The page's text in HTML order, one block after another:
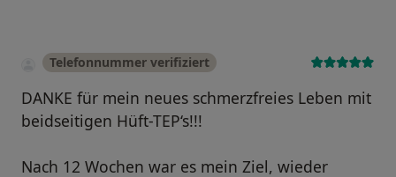
Telefonnummer verifiziert
DANKE für mein neues schmerzfreies Leben mit
beidseitigen Hüft-TEP‘s!!!
Nach 12 Wochen war es mein Ziel, wieder